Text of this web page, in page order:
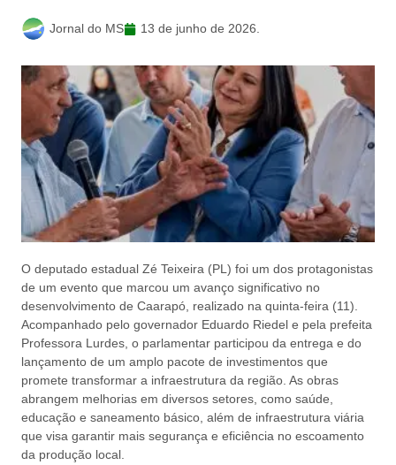
Jornal do MS 13 de junho de 2026.
O deputado estadual Zé Teixeira (PL) foi um dos protagonistas
de um evento que marcou um avanço significativo no
desenvolvimento de Caarapó, realizado na quinta-feira (11).
Acompanhado pelo governador Eduardo Riedel e pela prefeita
Professora Lurdes, o parlamentar participou da entrega e do
lançamento de um amplo pacote de investimentos que
promete transformar a infraestrutura da região. As obras
abrangem melhorias em diversos setores, como saúde,
educação e saneamento básico, além de infraestrutura viária
que visa garantir mais segurança e eficiência no escoamento
da produção local.